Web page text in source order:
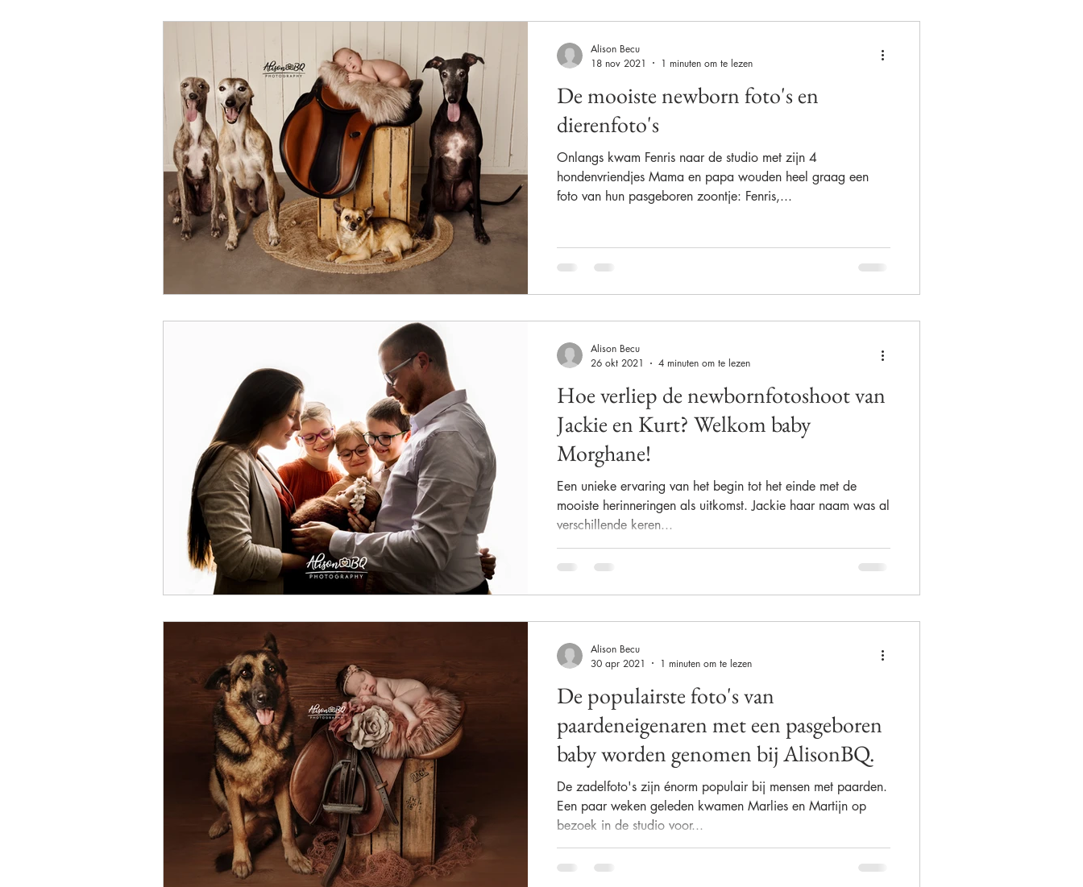
De mooiste newborn foto's en
dierenfoto's
Onlangs kwam Fenris naar de studio met zijn 4
hondenvriendjes Mama en papa wouden heel graag een
foto van hun pasgeboren zoontje: Fenris,...
Alison Becu
18 nov 2021
1 minuten om te lezen
Hoe verliep de newbornfotoshoot van
Jackie en Kurt? Welkom baby
Morghane!
Een unieke ervaring van het begin tot het einde met de
mooiste herinneringen als uitkomst. Jackie haar naam was al
verschillende keren...
Alison Becu
26 okt 2021
4 minuten om te lezen
De populairste foto's van
paardeneigenaren met een pasgeboren
baby worden genomen bij AlisonBQ.
De zadelfoto's zijn énorm populair bij mensen met paarden.
Een paar weken geleden kwamen Marlies en Martijn op
bezoek in de studio voor...
Alison Becu
30 apr 2021
1 minuten om te lezen